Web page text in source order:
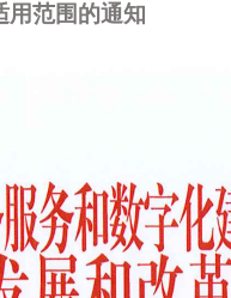
用范围的通知